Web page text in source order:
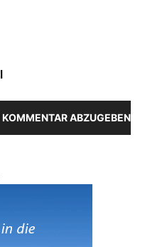
ABZUGEBEN